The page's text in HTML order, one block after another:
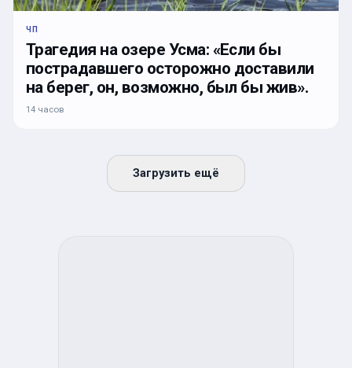
ЧП
Трагедия на озере Усма: «Если бы
пострадавшего осторожно доставили
на берег, он, возможно, был бы жив».
14 часов
Загрузить ещё